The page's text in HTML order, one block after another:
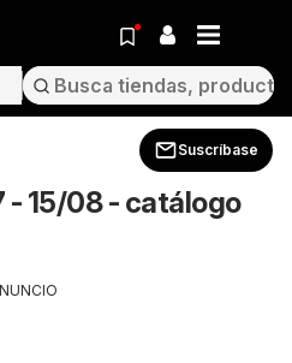
Suscríbase
- 15/08 - catálogo